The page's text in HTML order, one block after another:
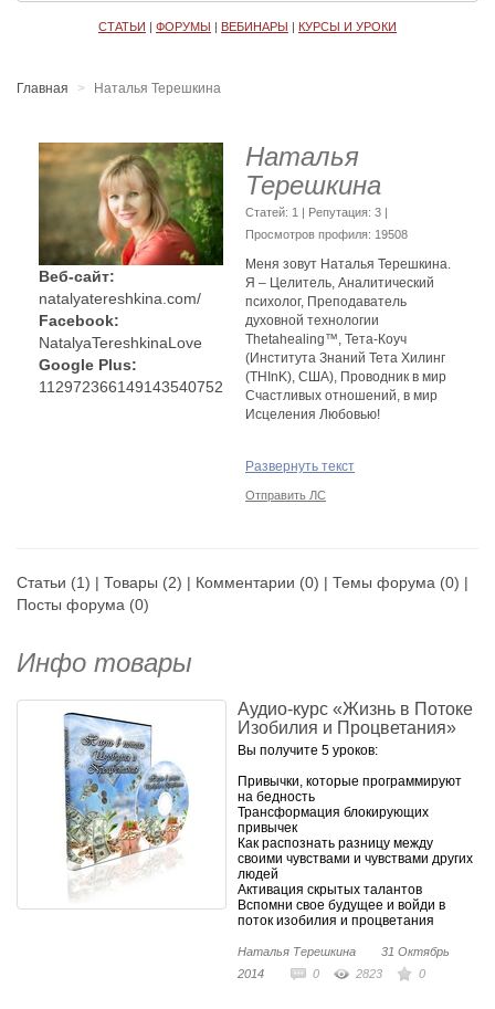
СТАТЬИ | ФОРУМЫ | ВЕБИНАРЫ | КУРСЫ И УРОКИ
Главная Наталья Терешкина
Веб-сайт:
natalyatereshkina.com/
Facebook:
NatalyaTereshkinaLove
Google Plus:
112972366149143540752
Наталья
Терешкина
Cтатей: 1 | Репутация: 3 |
Просмотров профиля: 19508
Меня зовут Наталья Терешкина.
Я – Целитель, Аналитический
психолог, Преподаватель
духовной технологии
Thetahealing™, Тета-Коуч
(Института Знаний Тета Хилинг
(THInK), США), Проводник в мир
Счастливых отношений, в мир
Исцеления Любовью!
многодетной семье: мама, папа,
бабушка и шестеро детей, я
Сухомлинского «Как воспитать
высших образований, вышла
замуж, родила двоих сыновей,
прошла множество различных
телесной терапии, и т.д. Жажда к
новым знаниям и умениям у
меня была, есть и остается, по
сей день.
Странное чувство, «Я не такая,
как все», преследовало меня с
самого детства, как себя помню.
меня учить исцелять разные
болячки через молитвы к Богу. К
Развернуть текст
Отправить ЛС
Статьи (1) | Товары (2) | Комментарии (0) | Темы форума (0) |
Посты форума (0)
Инфо товары
Аудио-курс «Жизнь в Потоке
Изобилия и Процветания»
Вы получите 5 уроков:
Привычки, которые программируют
на бедность
Трансформация блокирующих
привычек
Как распознать разницу между
своими чувствами и чувствами других
людей
Активация скрытых талантов
Вспомни свое будущее и войди в
поток изобилия и процветания
Наталья Терешкина
31 Октябрь
2014
0 2823 0